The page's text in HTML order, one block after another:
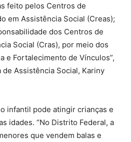
feito pelos Centros de
em Assistência Social (Creas);
dos Centros de
Social (Cras), por meio dos
e Fortalecimento de Vínculos”,
Assistência Social, Kariny
infantil pode atingir crianças e
idades. “No Distrito Federal, a
que vendem balas e